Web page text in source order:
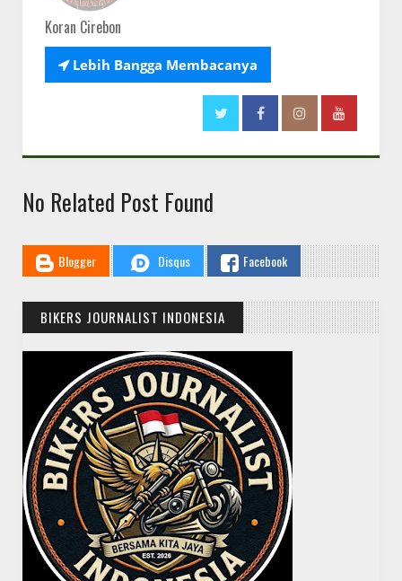
Koran Cirebon
Lebih Bangga Membacanya
No Related Post Found
Blogger Disqus Facebook
BIKERS JOURNALIST INDONESIA